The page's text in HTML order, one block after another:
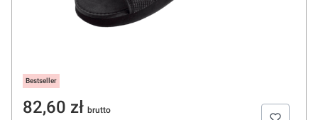
Bestseller
Cena
82,60 zł